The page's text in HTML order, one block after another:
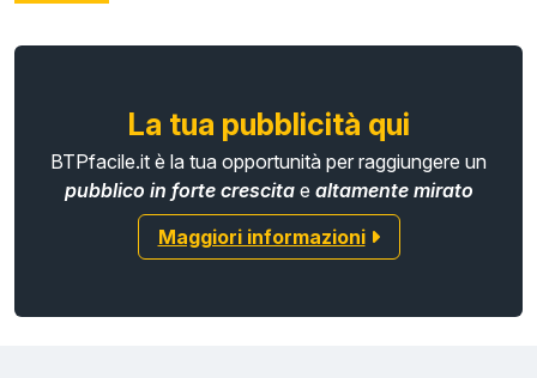
La tua pubblicità qui
BTPfacile.it è la tua opportunità per raggiungere un
pubblico in forte crescitae altamente mirato
Maggiori informazioni